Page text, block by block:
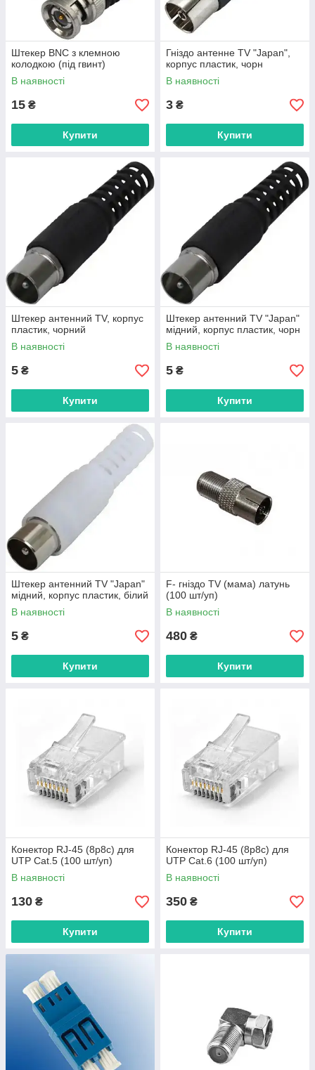
Штекер BNC з клемною
колодкою (під гвинт)
В наявності
15 ₴
Купити
Гніздо антенне TV "Japan",
корпус пластик, чорн
В наявності
3 ₴
Купити
Штекер антенний TV, корпус
пластик, чорний
В наявності
5 ₴
Купити
Штекер антенний TV "Japan"
мідний, корпус пластик, чорн
В наявності
5 ₴
Купити
Штекер антенний TV "Japan"
мідний, корпус пластик, білий
В наявності
5 ₴
Купити
F- гніздо TV (мама) латунь
(100 шт/уп)
В наявності
480 ₴
Купити
Конектор RJ-45 (8p8c) для
UTP Cat.5 (100 шт/уп)
В наявності
130 ₴
Купити
Конектор RJ-45 (8p8c) для
UTP Cat.6 (100 шт/уп)
В наявності
350 ₴
Купити